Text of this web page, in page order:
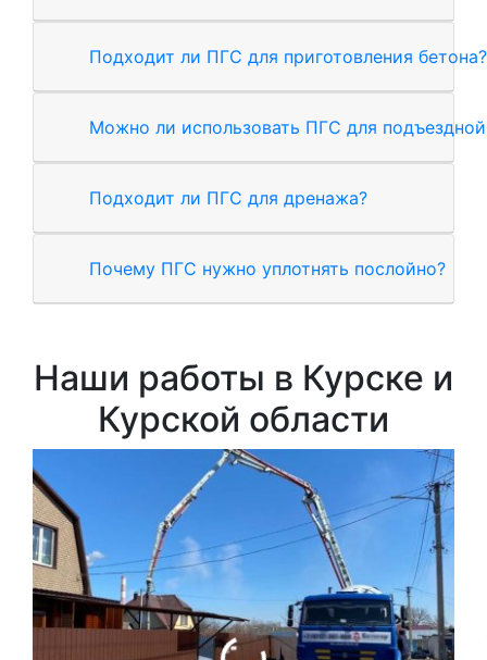
Подходит ли ПГС для приготовления бетона?
Можно ли использовать ПГС для
Подходит ли ПГС для дренажа?
Почему ПГС нужно уплотнять послойно?
Наши работы в Курске и
Курской области